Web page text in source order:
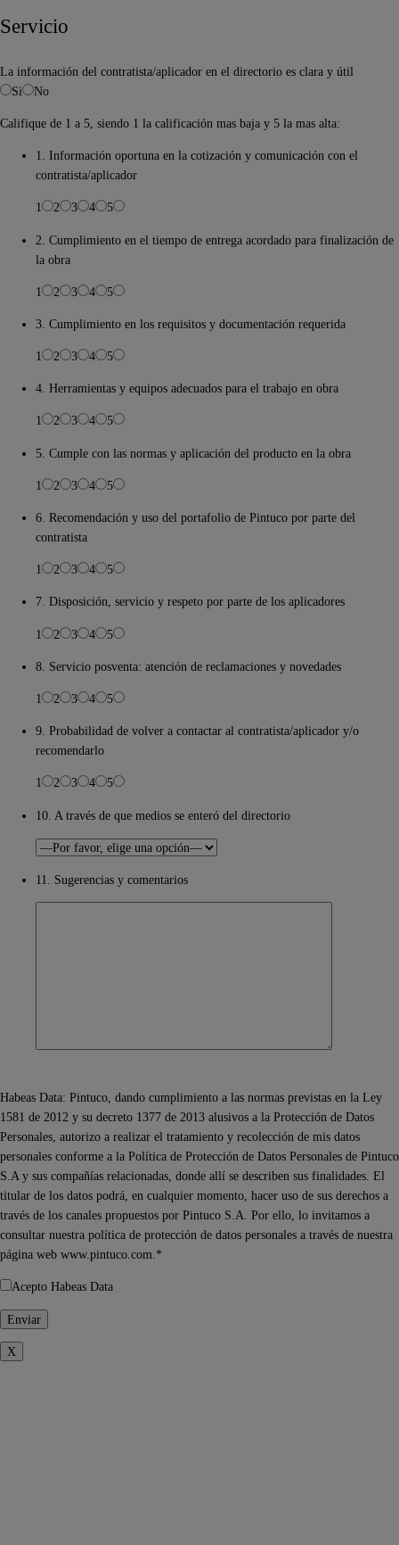
Servicio
La información del contratista/aplicador en el directorio es clara y útil
Si
No
Califique de 1 a 5, siendo 1 la calificación mas baja y 5 la mas alta:
1. Información oportuna en la cotización y comunicación con el
contratista/aplicador
1 2 3 4 5
2. Cumplimiento en el tiempo de entrega acordado para finalización de
la obra
1 2 3 4 5
3. Cumplimiento en los requisitos y documentación requerida
1 2 3 4 5
4. Herramientas y equipos adecuados para el trabajo en obra
1 2 3 4 5
5. Cumple con las normas y aplicación del producto en la obra
1 2 3 4 5
6. Recomendación y uso del portafolio de Pintuco por parte del
contratista
1 2 3 4 5
7. Disposición, servicio y respeto por parte de los aplicadores
1 2 3 4 5
8. Servicio posventa: atención de reclamaciones y novedades
1 2 3 4 5
9. Probabilidad de volver a contactar al contratista/aplicador y/o
recomendarlo
1 2 3 4 5
10. A través de que medios se enteró del directorio
11. Sugerencias y comentarios
Habeas Data: Pintuco, dando cumplimiento a las normas previstas en la Ley
1581 de 2012 y su decreto 1377 de 2013 alusivos a la Protección de Datos
Personales, autorizo a realizar el tratamiento y recolección de mis datos
personales conforme a la Política de Protección de Datos Personales de Pintuco
S.A y sus compañías relacionadas, donde allí se describen sus finalidades. El
titular de los datos podrá, en cualquier momento, hacer uso de sus derechos a
través de los canales propuestos por Pintuco S.A. Por ello, lo invitamos a
consultar nuestra política de protección de datos personales a través de nuestra
página web www.pintuco.com.*
Acepto Habeas Data
X